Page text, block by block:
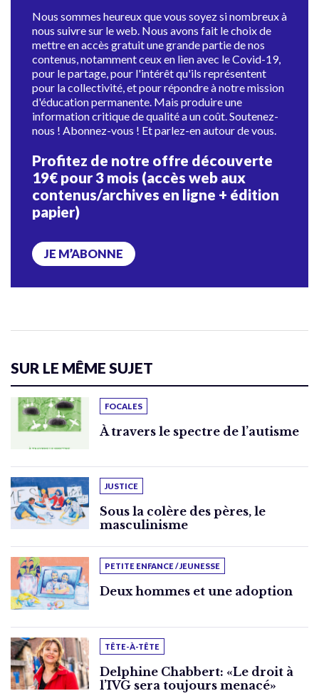
Nous sommes heureux que vous soyez si nombreux à
nous suivre sur le web. Nous avons fait le choix de
mettre en accès gratuit une grande partie de nos
contenus, notamment ceux en lien avec le Covid-19,
pour le partage, pour l'intérêt qu'ils représentent
pour la collectivité, et pour répondre à notre mission
d'éducation permanente. Mais produire une
information critique de qualité a un coût. Soutenez-
nous ! Abonnez-vous ! Et parlez-en autour de vous.
Profitez de notre offre découverte
19€ pour 3 mois (accès web aux
contenus/archives en ligne + édition
papier)
JE M’ABONNE
SUR LE MÊME SUJET
FOCALES
À travers le spectre de l’autisme
JUSTICE
Sous la colère des pères, le
masculinisme
PETITE ENFANCE / JEUNESSE
Deux hommes et une adoption
TÊTE-À-TÊTE
Delphine Chabbert: «Le droit à
l’IVG sera toujours menacé»